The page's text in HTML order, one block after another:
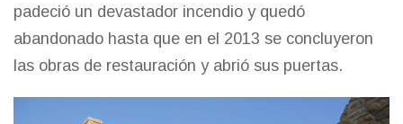
padeció un devastador incendio y quedó
abandonado hasta que en el 2013 se concluyeron
las obras de restauración y abrió sus puertas.